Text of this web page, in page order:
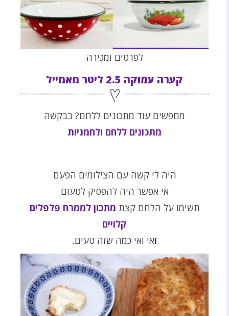
לפרטים ומכירה
קערה עמוקה 2.5 ליטר מאמייל
מחפשים עוד מתכונים ללחם? בבקשה
מתכונים ללחם ולחמניות
היה לי קשה עם הצילומים הפעם
אי אפשר היה להפסיק לטעום
תשימו על הלחם קצת מתכון לממרח פלפלים
קלויים
ואי ואי כמה שזה טעים.